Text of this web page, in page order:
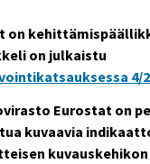
on
on julkaistu
4/
Eurostat on
kuvaavia